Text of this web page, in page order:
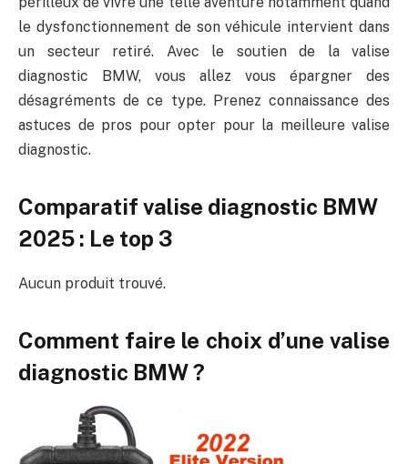
le dysfonctionnement de son véhicule intervient dans
un secteur retiré. Avec le soutien de la valise
diagnostic BMW, vous allez vous épargner des
désagréments de ce type. Prenez connaissance des
astuces de pros pour opter pour la meilleure valise
diagnostic.
Comparatif valise diagnostic BMW
2025 : Le top 3
Aucun produit trouvé.
Comment faire le choix d’une valise
diagnostic BMW ?